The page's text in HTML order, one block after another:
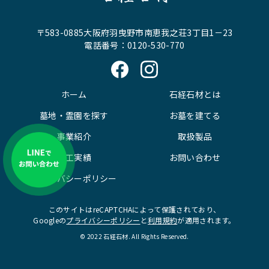
〒583-0885大阪府羽曳野市南恵我之荘3丁目1－23
電話番号：0120-530-770
ホーム
石経石材とは
墓地・霊園を探す
お墓を建てる
事業紹介
取扱製品
施工実績
お問い合わせ
プライバシーポリシー
このサイトはreCAPTCHAによって保護されており、
Googleのプライバシーポリシー と利用規約が適用されます。
© 2022 石経石材. All Rights Reserved.